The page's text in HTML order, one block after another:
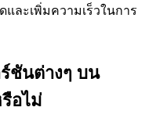
ละเพิ่มความเร็วในการ
ชันต่างๆ บน
อไม่